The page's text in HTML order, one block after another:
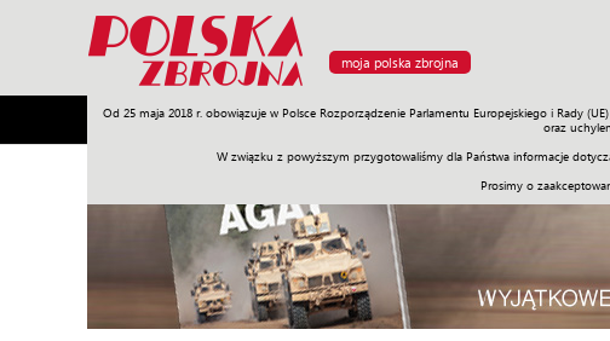
moja polska zbrojna
Od 25 maja 2018 r. obowiązuje w Polsce Rozporządzenie Parlamentu Europejskiego i Rady
oraz
W związku z powyższym przygotowaliśmy dla Państwa informacje
Prosimy o
Armia Poligon Sprzęt Misje Polityka Prawo Świat